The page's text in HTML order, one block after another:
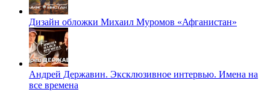
Дизайн обложки Михаил Муромов «Афганистан»
Андрей Державин. Эксклюзивное интервью. Имена на
все времена